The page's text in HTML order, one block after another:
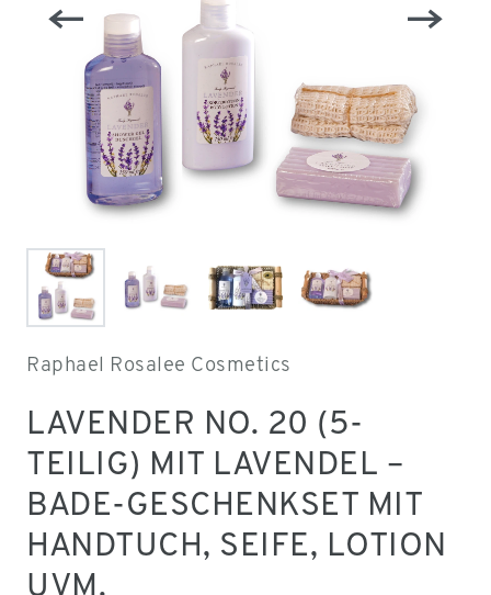
Raphael Rosalee Cosmetics
LAVENDER NO. 20 (5-
TEILIG) MIT LAVENDEL –
BADE-GESCHENKSET MIT
HANDTUCH, SEIFE, LOTION
UVM.